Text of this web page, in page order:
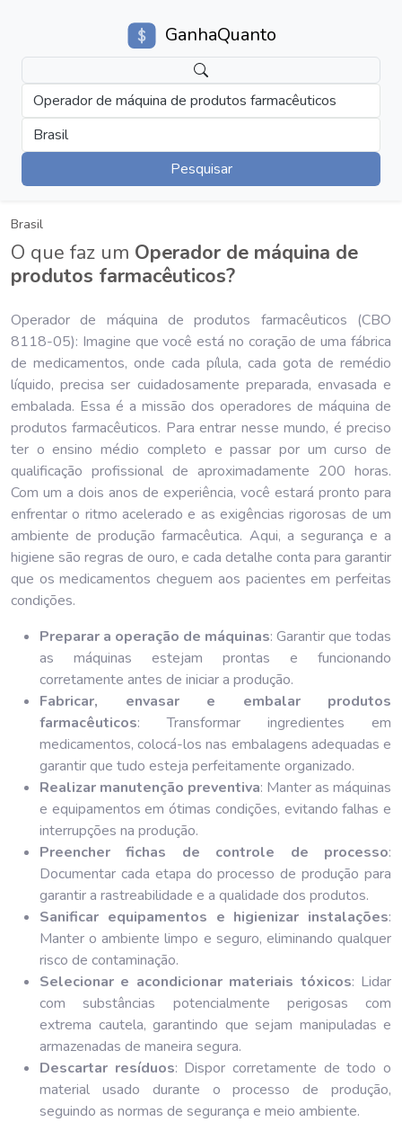
GanhaQuanto
Operador de máquina de produtos farmacêuticos
Brasil
Pesquisar
Brasil
O que faz um Operador de máquina de
produtos farmacêuticos?
Operador de máquina de produtos farmacêuticos (CBO
8118-05): Imagine que você está no coração de uma fábrica
de medicamentos, onde cada pílula, cada gota de remédio
líquido, precisa ser cuidadosamente preparada, envasada e
embalada. Essa é a missão dos operadores de máquina de
produtos farmacêuticos. Para entrar nesse mundo, é preciso
ter o ensino médio completo e passar por um curso de
qualificação profissional de aproximadamente 200 horas.
Com um a dois anos de experiência, você estará pronto para
enfrentar o ritmo acelerado e as exigências rigorosas de um
ambiente de produção farmacêutica. Aqui, a segurança e a
higiene são regras de ouro, e cada detalhe conta para garantir
que os medicamentos cheguem aos pacientes em perfeitas
condições.
Preparar a operação de máquinas: Garantir que todas
as máquinas estejam prontas e funcionando
corretamente antes de iniciar a produção.
Fabricar, envasar e embalar produtos
farmacêuticos: Transformar ingredientes em
medicamentos, colocá-los nas embalagens adequadas e
garantir que tudo esteja perfeitamente organizado.
Realizar manutenção preventiva: Manter as máquinas
e equipamentos em ótimas condições, evitando falhas e
interrupções na produção.
Preencher fichas de controle de processo:
Documentar cada etapa do processo de produção para
garantir a rastreabilidade e a qualidade dos produtos.
Sanificar equipamentos e higienizar instalações:
Manter o ambiente limpo e seguro, eliminando qualquer
risco de contaminação.
Selecionar e acondicionar materiais tóxicos: Lidar
com substâncias potencialmente perigosas com
extrema cautela, garantindo que sejam manipuladas e
armazenadas de maneira segura.
Descartar resíduos: Dispor corretamente de todo o
material usado durante o processo de produção,
seguindo as normas de segurança e meio ambiente.